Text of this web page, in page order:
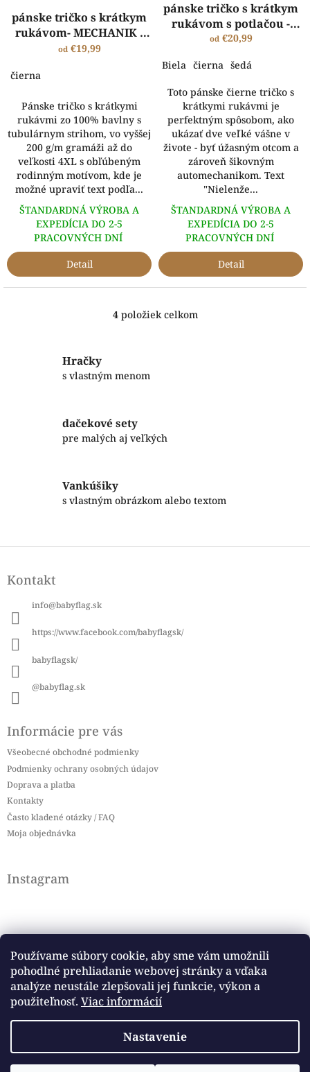
Používame súbory cookie, aby sme vám umožnili
pohodlné prehliadanie webovej stránky a vďaka
analýze neustále zlepšovali jej funkcie, výkon a
použiteľnosť. Viac informácií
Nastavenie
pánske tričko s krátkym
rukávom- MECHANIK -
TATINKO
od€19,99
čierna
Pánske tričko s krátkymi
rukávmi zo 100% bavlny s
tubulárnym strihom, vo vyššej
200 g/m gramáži až do
veľkosti 4XL s obľúbeným
rodinným motívom, kde je
možné upraviť text podľa...
ŠTANDARDNÁ VÝROBA A
EXPEDÍCIA DO 2-5
PRACOVNÝCH DNÍ
Detail
pánske tričko s krátkym
rukávom s potlačou -
automechanik
od€20,99
Biela čierna šedá
Toto pánske čierne tričko s
krátkymi rukávmi je
perfektným spôsobom, ako
ukázať dve veľké vášne v
živote - byť úžasným otcom a
zároveň šikovným
automechanikom. Text
"Nielenže...
ŠTANDARDNÁ VÝROBA A
EXPEDÍCIA DO 2-5
PRACOVNÝCH DNÍ
Detail
O
p
v
i
4položiek celkom
Hračky
s vlastným menom
dačekové sety
pre malých aj veľkých
Vankúšiky
s vlastným obrázkom alebo textom
pKontakt
info@babyflag.sk
https://www.facebook.com/babyflagsk/
babyflagsk/
@babyflag.sk
Informácie pre vás
Všeobecné obchodné podmienky
Podmienky ochrany osobných údajov
Doprava a platba
Kontakty
Často kladené otázky / FAQ
Moja objednávka
Instagram
Sledovať na Instagrame
Facebook